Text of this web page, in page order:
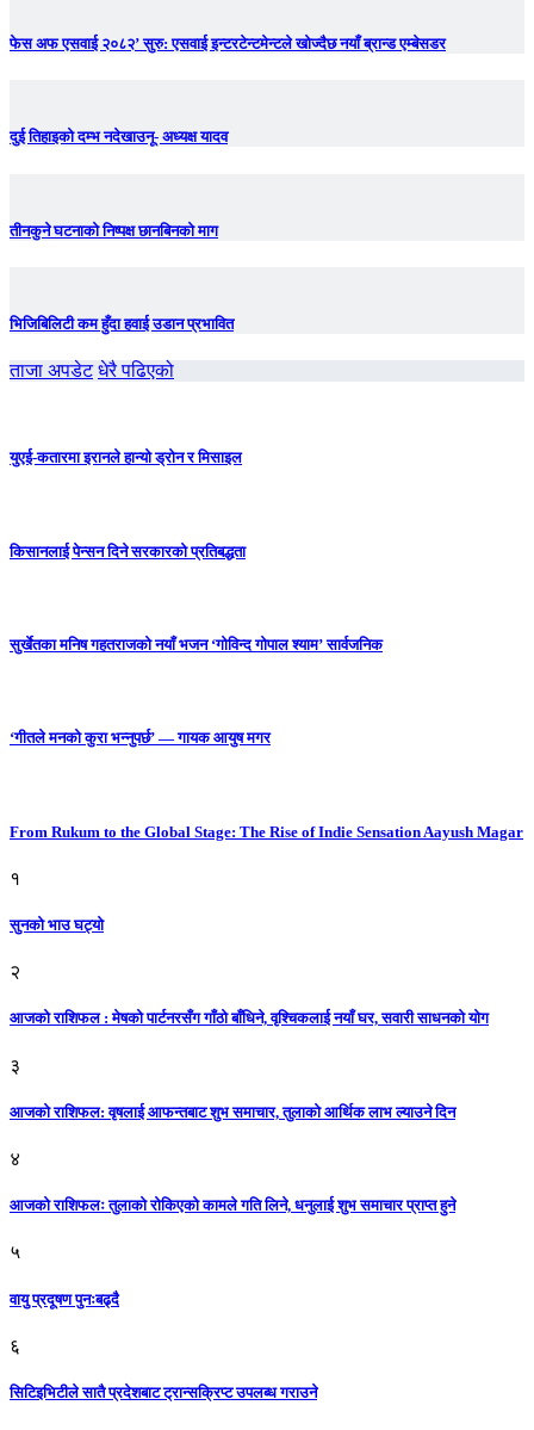
फेस अफ एसवाई २०८२’ सुरु: एसवाई इन्टरटेन्टमेन्टले खोज्दैछ नयाँ ब्रान्ड एम्बेसडर
दुई तिहाइको दम्भ नदेखाउनू- अध्यक्ष यादव
तीनकुने घटनाकाे निष्पक्ष छानबिनकाे माग
भिजिबिलिटी कम हुँदा हवाई उडान प्रभावित
ताजा अपडेट धेरै पढिएको
युएई-कतारमा इरानले हान्यो ड्रोन र मिसाइल
किसानलाई पेन्सन दिने सरकारको प्रतिबद्धता
सुर्खेतका मनिष गहतराजको नयाँ भजन ‘गोविन्द गोपाल श्याम’ सार्वजनिक
‘गीतले मनको कुरा भन्नुपर्छ’ — गायक आयुष मगर
From Rukum to the Global Stage: The Rise of Indie Sensation Aayush Magar
१
सुनको भाउ घट्याे
२
आजको राशिफल : मेषको पार्टनरसँग गाँठो बाँधिने, वृश्चिकलाई नयाँ घर, सवारी साधनकाे याेग
३
आजकाे राशिफल: वृषलाई आफन्तबाट शुभ समाचार, तुलाकाे आर्थिक लाभ ल्याउने दिन
४
आजको राशिफलः तुलाकाे रोकिएको कामले गति लिने, धनुलाई शुभ समाचार प्राप्त हुने
५
वायु प्रदूषण पुनःबढ्दै
६
सिटिइभिटीले सातै प्रदेशबाट ट्रान्सक्रिप्ट उपलब्ध गराउने